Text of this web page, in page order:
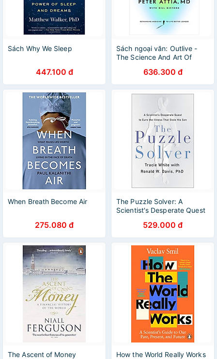
Sách Why We Sleep
447.100 đ
Sách ngoại văn: Outlive -
The Science And Art Of
636.300 đ
When Breath Become Air
275.080 đ
The Puzzle Solver: A
Scientist's Desperate Quest
Stole His Son529.000 đ
The Ascent of Money How the World Really Works